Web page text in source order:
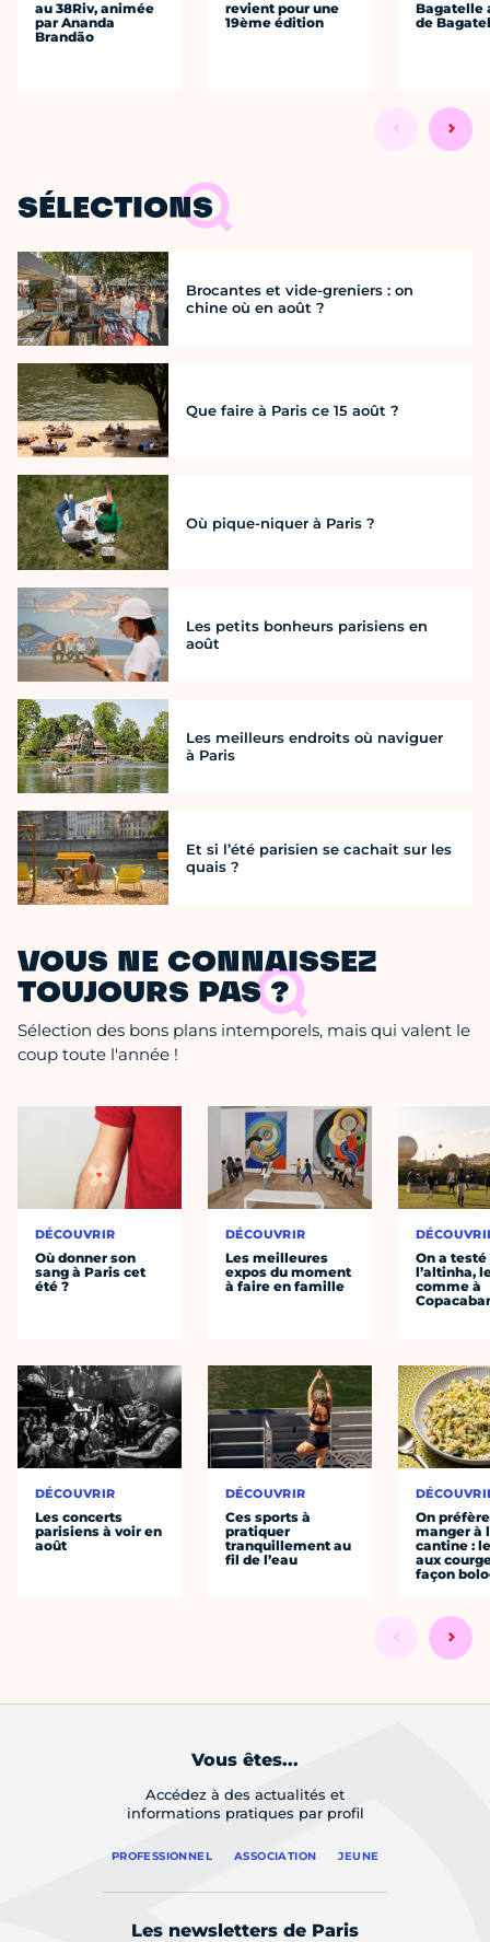
au 38Riv, animée
par Ananda
Brandão
revient pour une
19ème édition
Bagatelle
de
SÉLECTIONS
Brocantes et vide-greniers : on
chine où en août ?
Que faire à Paris ce 15 août ?
Où pique-niquer à Paris ?
Les petits bonheurs parisiens en
août
Les meilleurs endroits où naviguer
à Paris
Et si l’été parisien se cachait sur les
quais ?
VOUS NE CONNAISSEZ
TOUJOURS PAS ?
Sélection des bons plans intemporels, mais qui valent le
coup toute l'année !
DÉCOUVRIR
Où donner son
sang à Paris cet
été ?
DÉCOUVRIR
Les concerts
parisiens à voir en
août
DÉCOUVRIR
Les meilleures
expos du moment
à faire en famille
DÉCOUVRIR
Ces sports à
pratiquer
tranquillement au
fil de l’eau
On a testé
l’altinha,
comme à
On préfère
manger à
cantine :
aux
façon
Vous êtes...
Accédez à des actualités et
informations pratiques par profil
PROFESSIONNEL ASSOCIATION JEUNE
Les newsletters de Paris